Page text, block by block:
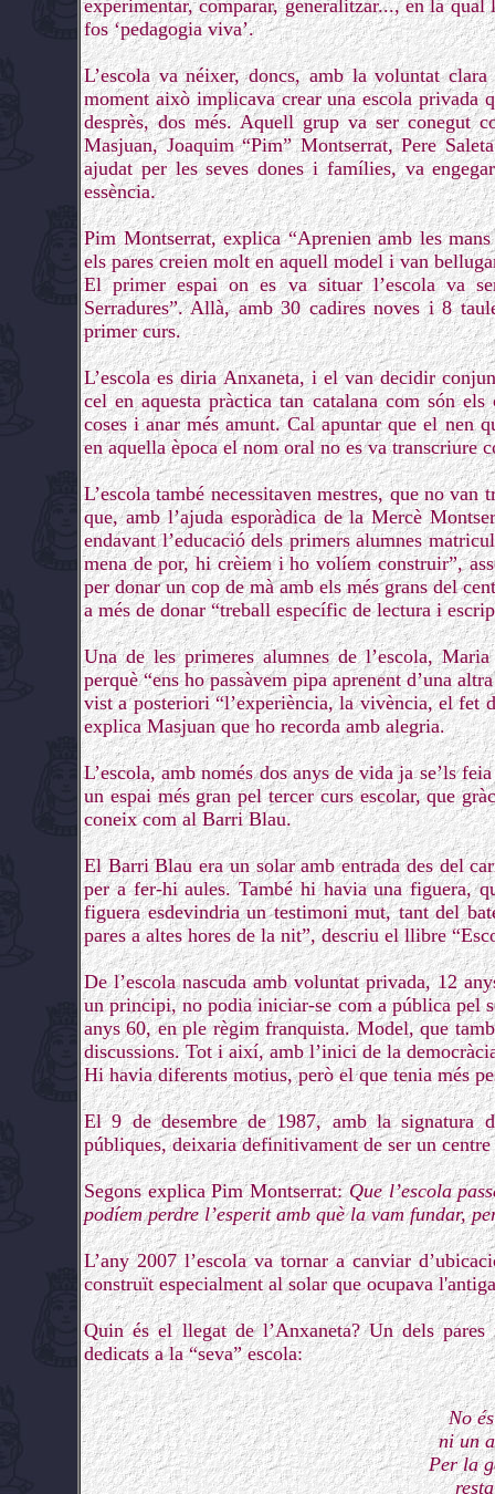
experimentar, comparar, generalitzar..., en la
fos ‘pedagogia viva’.
L’escola va néixer, doncs, amb la voluntat
moment això implicava crear una escola privada
desprès, dos més. Aquell grup va ser conegut
Masjuan, Joaquim “Pim” Montserrat, Pere
ajudat per les seves dones i famílies, va
essència.
Pim Montserrat, explica “Aprenien amb les
els pares creien molt en aquell model i van
El primer espai on es va situar l’escola va
Serradures”. Allà, amb 30 cadires noves i 8
primer curs.
L’escola es diria Anxaneta, i el van decidir
cel en aquesta pràctica tan catalana com són
coses i anar més amunt. Cal apuntar que el nen
en aquella època el nom oral no es va transcriure
L’escola també necessitaven mestres, que no
que, amb l’ajuda esporàdica de la Mercè
endavant l’educació dels primers alumnes
mena de por, hi crèiem i ho volíem construir”,
per donar un cop de mà amb els més grans del
a més de donar “treball específic de lectura i
Una de les primeres alumnes de l’escola,
perquè “ens ho passàvem pipa aprenent d’una
vist a posteriori “l’experiència, la vivència, el fet
explica Masjuan que ho recorda amb alegria.
L’escola, amb només dos anys de vida ja se’ls
un espai més gran pel tercer curs escolar, que
coneix com al Barri Blau.
El Barri Blau era un solar amb entrada des del
per a fer-hi aules. També hi havia una figuera,
figuera esdevindria un testimoni mut, tant del
pares a altes hores de la nit”, descriu el llibre
De l’escola nascuda amb voluntat privada, 12
un principi, no podia iniciar-se com a pública pel
anys 60, en ple règim franquista. Model, que
discussions. Tot i així, amb l’inici de la
Hi havia diferents motius, però el que tenia més
El 9 de desembre de 1987, amb la signatura
públiques, deixaria definitivament de ser un
Segons explica Pim Montserrat:Que l’escola
podíem perdre l’esperit amb què la vam fundar,
L’any 2007 l’escola va tornar a canviar
construït especialment al solar que ocupava
Quin és el llegat de l’Anxaneta? Un dels
dedicats a la “seva” escola:
No
ni un
Per la